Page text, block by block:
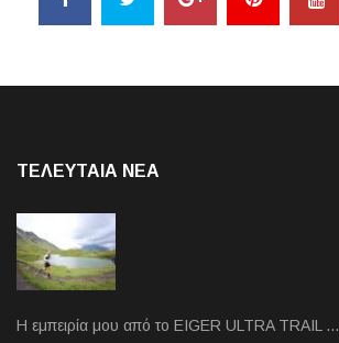
ΤΕΛΕΥΤΑΙΑ NEA
Η εμπειρία μου από το EIGER ULTRA TRAIL …